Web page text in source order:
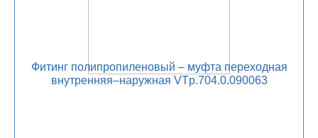
Фитинг полипропиленовый – муфта переходная
внутренняя–наружная VTp.704.0.090063